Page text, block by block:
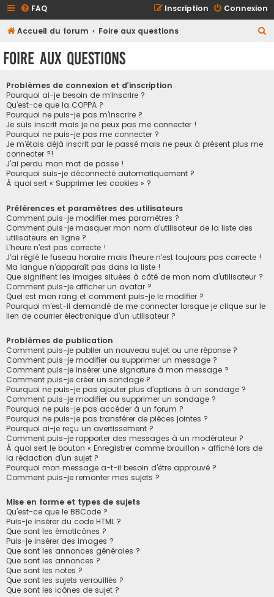
FAQ Connexion
Inscription
Accueil du forum Foire aux questions
Foire aux questions
Problèmes de connexion et d’inscription
Pourquoi ai-je besoin de m’inscrire ?
Qu’est-ce que la COPPA ?
Pourquoi ne puis-je pas m’inscrire ?
Je suis inscrit mais je ne peux pas me connecter !
Pourquoi ne puis-je pas me connecter ?
Je m’étais déjà inscrit par le passé mais ne peux à présent plus me
connecter ?!
J’ai perdu mon mot de passe !
Pourquoi suis-je déconnecté automatiquement ?
À quoi sert « Supprimer les cookies » ?
Préférences et paramètres des utilisateurs
Comment puis-je modifier mes paramètres ?
Comment puis-je masquer mon nom d’utilisateur de la liste des
utilisateurs en ligne ?
L’heure n’est pas correcte !
J’ai réglé le fuseau horaire mais l’heure n’est toujours pas correcte !
Ma langue n’apparaît pas dans la liste !
Que signifient les images situées à côté de mon nom d’utilisateur ?
Comment puis-je afficher un avatar ?
Quel est mon rang et comment puis-je le modifier ?
Pourquoi m’est-il demandé de me connecter lorsque je clique sur le
lien de courrier électronique d’un utilisateur ?
Problèmes de publication
Comment puis-je publier un nouveau sujet ou une réponse ?
Comment puis-je modifier ou supprimer un message ?
Comment puis-je insérer une signature à mon message ?
Comment puis-je créer un sondage ?
Pourquoi ne puis-je pas ajouter plus d’options à un sondage ?
Comment puis-je modifier ou supprimer un sondage ?
Pourquoi ne puis-je pas accéder à un forum ?
Pourquoi ne puis-je pas transférer de pièces jointes ?
Pourquoi ai-je reçu un avertissement ?
Comment puis-je rapporter des messages à un modérateur ?
À quoi sert le bouton « Enregistrer comme brouillon » affiché lors de
la rédaction d’un sujet ?
Pourquoi mon message a-t-il besoin d’être approuvé ?
Comment puis-je remonter mes sujets ?
Mise en forme et types de sujets
Qu’est-ce que le BBCode ?
Puis-je insérer du code HTML ?
Que sont les émoticônes ?
Puis-je insérer des images ?
Que sont les annonces générales ?
Que sont les annonces ?
Que sont les notes ?
Que sont les sujets verrouillés ?
Que sont les icônes de sujet ?